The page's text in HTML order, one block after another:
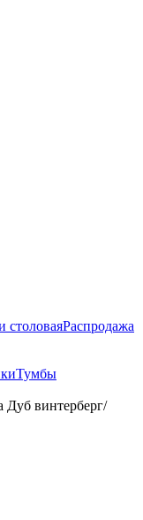
столоваяРаспродажа
Тумбы
Дуб винтерберг/